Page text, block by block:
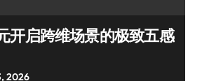
开启跨维场景的极致五感
2026